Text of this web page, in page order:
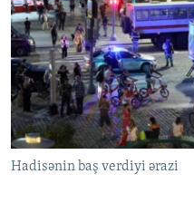
Hadisənin baş verdiyi ərazi